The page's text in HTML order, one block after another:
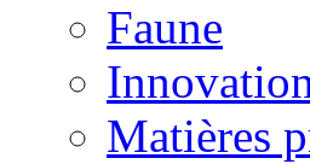
Faune
Matières